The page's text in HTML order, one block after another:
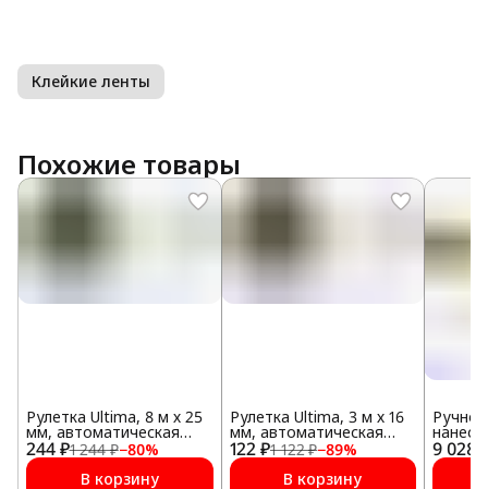
Клейкие ленты
Похожие товары
244 ₽1 244 ₽−80%
Рулетка Ultima, 8 м х 25
мм, автоматическая
фиксация, магнит
В корзину
122 ₽1 122 ₽−89%
Рулетка Ultima, 3 м х 16
мм, автоматическая
фиксация, магнит
В корзину
9 028
Gun